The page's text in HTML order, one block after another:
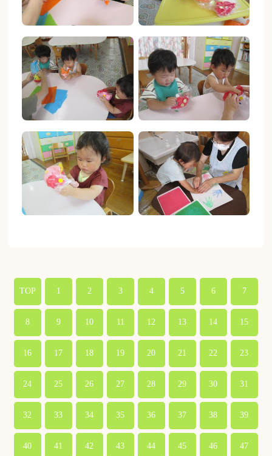
TOP 1 2 3 4 5 6 7
8 9 10 11 12 13 14 15
16 17 18 19 20 21 22 23
24 25 26 27 28 29 30 31
32 33 34 35 36 37 38 39
40 41 42 43 44 45 46 47